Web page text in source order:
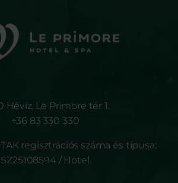
Hévíz, Le Primore tér 1.
+36 83 330 330
regisztrációs száma és típusa:
SZ25108594 / Hotel